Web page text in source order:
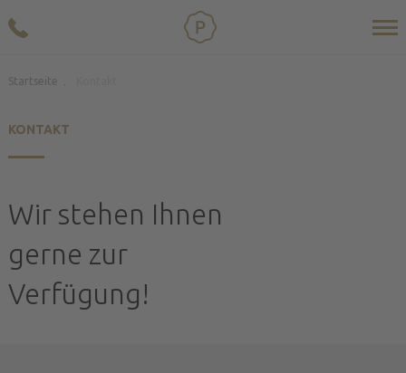
Startseite
KONTAKT
Wir stehen Ihnen
gerne zur
Verfügung!